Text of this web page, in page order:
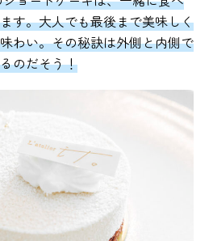
す。大人でも最後まで美味しく
わい。その秘訣は外側と内側で
のだそう！